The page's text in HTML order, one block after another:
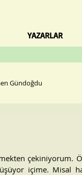
YAZARLAR
Gündoğdu
çekiniyorum.
içime. Misal